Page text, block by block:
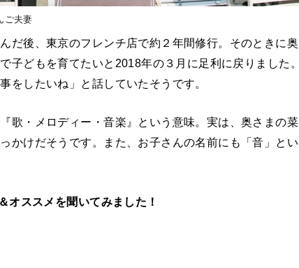
ご夫妻
だ後、東京のフレンチ店で約２年間修行。そのときに奥
子どもを育てたいと2018年の３月に足利に戻りました。
をしたいね」と話していたそうです。
歌・メロディー・音楽』という意味。実は、奥さまの菜
かけだそうです。また、お子さんの名前にも「音」とい
オススメを聞いてみました！